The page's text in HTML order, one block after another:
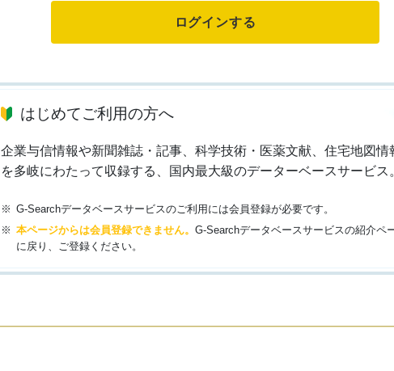
はじめてご利用の方へ
企業与信情報や新聞雑誌・記事、科学技術・医薬文献、住宅地図
を多岐にわたって収録する、国内最大級のデーターベースサービス
G-Searchデータベースサービスのご利用には会員登録が必要です。
本ページからは会員登録できません。G-Searchデータベースサービスの紹介ペ
に戻り、ご登録ください。